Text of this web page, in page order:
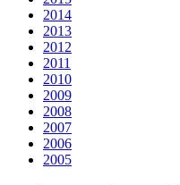
2014
2013
2012
2011
2010
2009
2008
2007
2006
2005